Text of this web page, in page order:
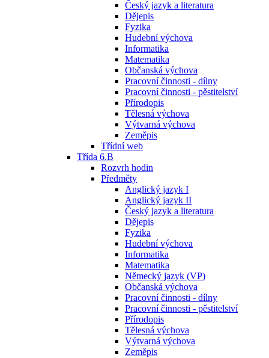
Český jazyk a literatura
Dějepis
Fyzika
Hudební výchova
Informatika
Matematika
Občanská výchova
Pracovní činnosti - dílny
Pracovní činnosti - pěstitelství
Přírodopis
Tělesná výchova
Výtvarná výchova
Zeměpis
Třídní web
Třída 6.B
Rozvrh hodin
Předměty
Anglický jazyk I
Anglický jazyk II
Český jazyk a literatura
Dějepis
Fyzika
Hudební výchova
Informatika
Matematika
Německý jazyk (VP)
Občanská výchova
Pracovní činnosti - dílny
Pracovní činnosti - pěstitelství
Přírodopis
Tělesná výchova
Výtvarná výchova
Zeměpis